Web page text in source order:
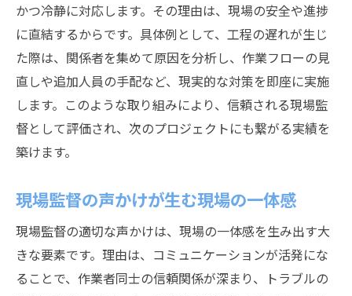
かつ冷静に対応します。その理由は、現場の安全や進捗
に直結するからです。具体例として、工程の遅れが生じ
た際は、関係者を集めて原因を分析し、作業フローの見
直しや追加人員の手配など、現実的な対策を即座に実施
します。このような取り組みにより、信頼される現場監
督として評価され、次のプロジェクトにも繋がる実績を
築けます。
現場監督の声かけが生む現場の一体感
現場監督の適切な声かけは、現場の一体感を生み出す大
きな要素です。理由は、コミュニケーションが活発にな
ることで、作業者同士の信頼関係が深まり、トラブルの